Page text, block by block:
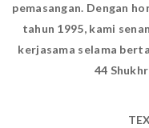
pemasangan. Dengan
tahun 1995, kami
kerjasama selama
44